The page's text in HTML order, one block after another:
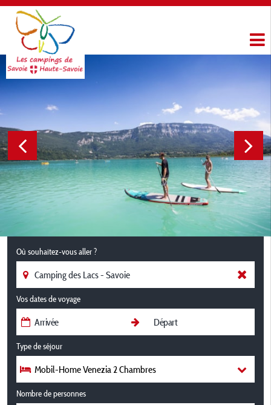
Où souhaitez-vous aller ?
Vos dates de voyage
Type de séjour
Mobil-Home Venezia 2 Chambres
Nombre de personnes